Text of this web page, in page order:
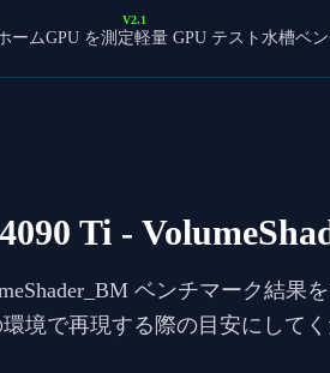
ームGPU を測定
V2.1
軽量 GPU テスト 水槽ベ
Ti -
ベンチマーク結果
境で再現する際の目安にしてく